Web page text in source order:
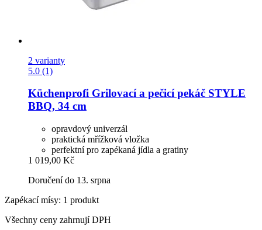
2 varianty
5.0 (1)
Küchenprofi Grilovací a pečicí pekáč STYLE
BBQ, 34 cm
opravdový univerzál
praktická mřížková vložka
perfektní pro zapékaná jídla a gratiny
1 019,00 Kč
Doručení do 13. srpna
Zapékací mísy: 1 produkt
Všechny ceny zahrnují DPH